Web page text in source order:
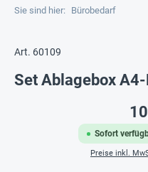
Sie sind hier: Bürobedarf
Art. 60109
Set Ablagebox
Sofort
Preise inkl.